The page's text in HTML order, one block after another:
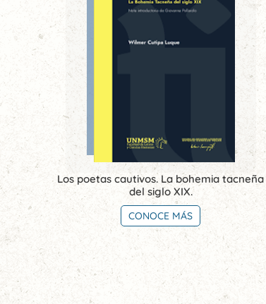
Los poetas cautivos. La bohemia tacneña
del siglo XIX.
CONOCE MÁS